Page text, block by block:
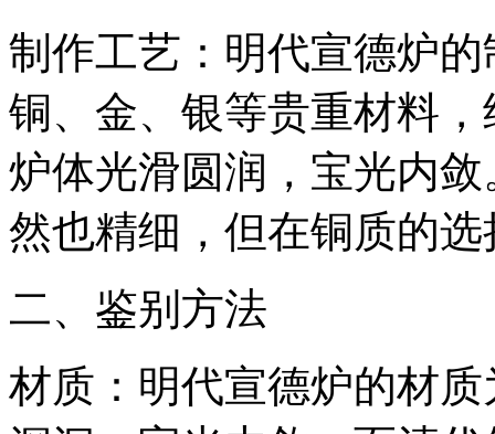
制作工艺：明代宣德炉
铜、金、银等贵重材料
炉体光滑圆润，宝光内
然也精细，但在铜质的
二、鉴别方法
材质：明代宣德炉的材